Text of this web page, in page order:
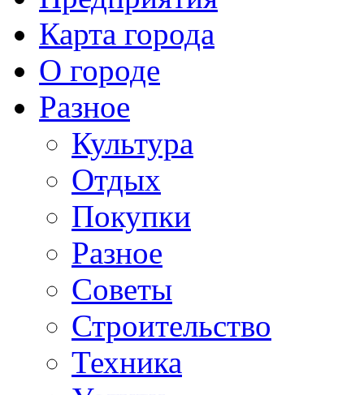
Карта города
О городе
Разное
Культура
Отдых
Покупки
Разное
Советы
Строительство
Техника